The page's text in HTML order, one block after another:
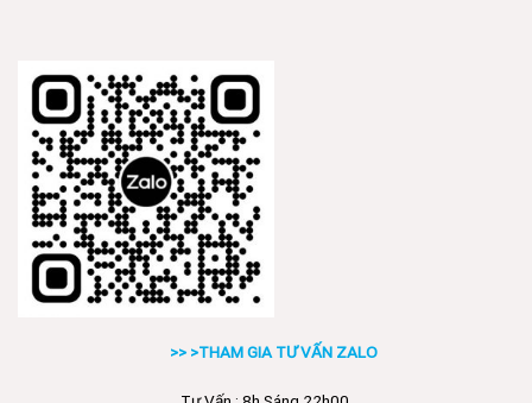
>> >THAM GIA TƯ VẤN ZALO